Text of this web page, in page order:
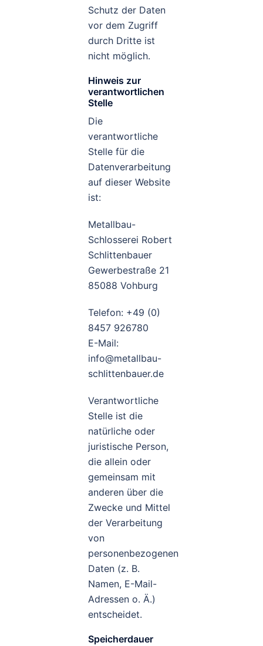
Schutz der Daten
vor dem Zugriff
durch Dritte ist
nicht möglich.
Hinweis zur
verantwortlichen
Stelle
Die
verantwortliche
Stelle für die
Datenverarbeitung
auf dieser Website
ist:
Metallbau-
Schlosserei Robert
Schlittenbauer
Gewerbestraße 21
85088 Vohburg
Telefon: +49 (0)
8457 926780
E-Mail:
info@metallbau-
schlittenbauer.de
Verantwortliche
Stelle ist die
natürliche oder
juristische Person,
die allein oder
gemeinsam mit
anderen über die
Zwecke und Mittel
der Verarbeitung
von
personenbezogenen
Daten (z. B.
Namen, E-Mail-
Adressen o. Ä.)
entscheidet.
Speicherdauer